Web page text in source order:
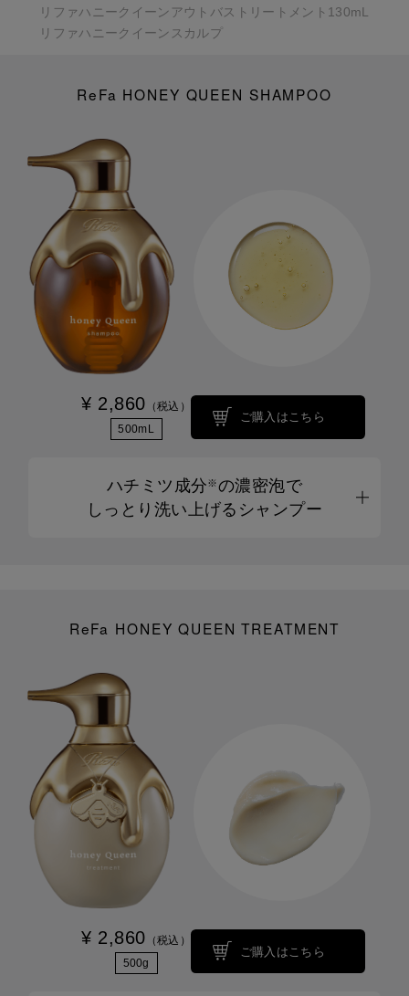
リファハニークイーンアウトバストリートメント130mL
リファハニークイーンスカルプ
ReFa HONEY QUEEN SHAMPOO
¥ 2,860 （税込）
500mL
ご購入はこちら
ハチミツ成分※の濃密泡で
しっとり洗い上げるシャンプー
ReFa HONEY QUEEN TREATMENT
¥ 2,860 （税込）
500g
ご購入はこちら